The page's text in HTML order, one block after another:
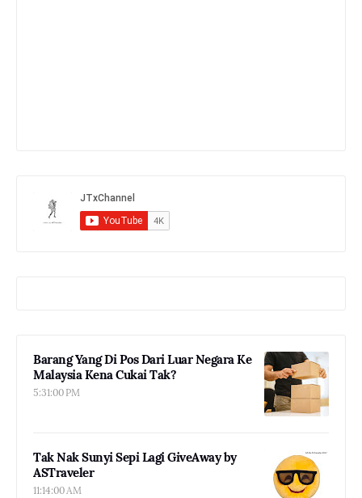
Barang Yang Di Pos Dari Luar Negara Ke
Malaysia Kena Cukai Tak?
5:31:00 PM
Tak Nak Sunyi Sepi Lagi GiveAway by
ASTraveler
11:14:00 AM